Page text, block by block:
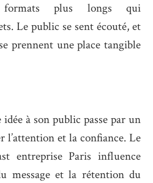
plus longs qui
Le public se sent écouté, et
prennent une place tangible
à son public passe par un
l’attention et la confiance. Le
entreprise Paris influence
message et la rétention du